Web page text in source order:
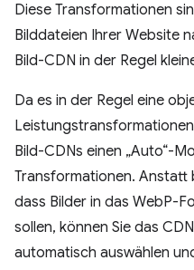
Diese Transformationen
Bilddateien Ihrer Website
Bild-CDN in der Regel
Da es in der Regel eine
Bild-CDNs einen „Auto“-
Transformationen. Anstatt
dass Bilder in das WebP-
sollen, können Sie das
automatisch auswählen